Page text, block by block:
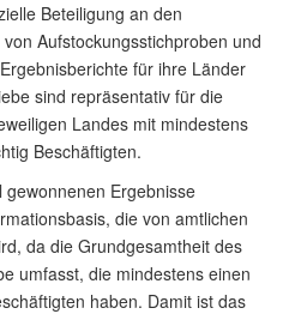
Beteiligung an den
Aufstockungsstichproben und
für ihre Länder
sind repräsentativ für die
Landes mit mindestens
Beschäftigten.
Ergebnisse
die von amtlichen
da die Grundgesamtheit des
umfasst, die mindestens einen
haben. Damit ist das